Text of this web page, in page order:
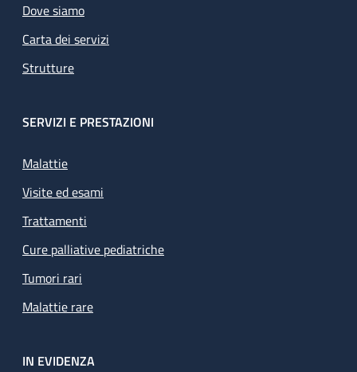
Dove siamo
Carta dei servizi
Strutture
SERVIZI E PRESTAZIONI
Malattie
Visite ed esami
Trattamenti
Cure palliative pediatriche
Tumori rari
Malattie rare
IN EVIDENZA